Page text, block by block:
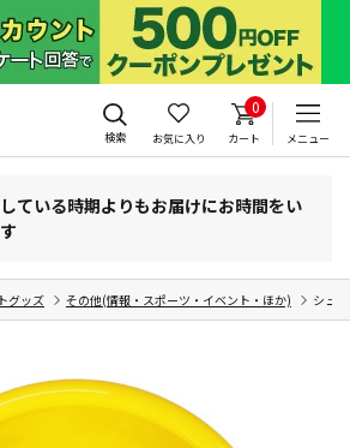
検索 お気に入り
0
カート メニュー
ている時期よりもお届けにお時間をい
グッズ その他(情報・スポーツ・イベント・ほか) シュ